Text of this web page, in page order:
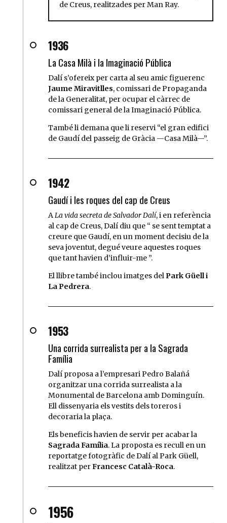
de Creus, realitzades per Man Ray.
1936
La Casa Milà i la Imaginació Pública
Dalí s’ofereix per carta al seu amic figuerenc
Jaume Miravitlles, comissari de Propaganda
de la Generalitat, per ocupar el càrrec de
comissari general de la Imaginació Pública.
També li demana que li reservi el gran edifici
de Gaudí del passeig de Gràcia —Casa Milà— .
1942
Gaudí i les roques del cap de Creus
ALa vida secreta de Salvador Dalí, i en referència
al cap de Creus, Dalí diu que
se sent temptat a
creure que Gaudí, en un moment decisiu de la
seva joventut, degué veure aquestes roques
que tant havien d’influir-me .
El llibre també inclou imatges delPark Güell i
La Pedrera.
1953
Una corrida surrealista per a la Sagrada
Família
Dalí proposa a l’empresari Pedro Balañá
organitzar una corrida surrealista a la
Monumental de Barcelona amb Dominguín.
Ell dissenyaria els vestits dels toreros i
decoraria la plaça.
Els beneficis havien de servir per acabar la
Sagrada Família. La proposta es recull en un
reportatge fotogràfic de Dalí al Park Güell,
realitzat perFrancesc Català-Roca.
1956